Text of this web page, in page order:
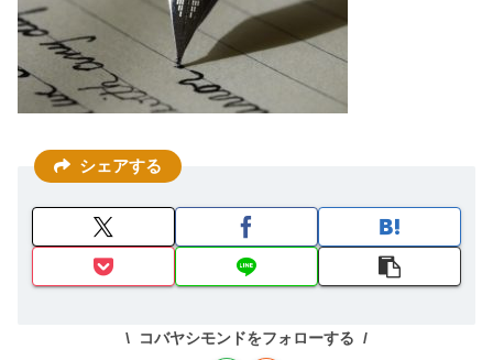
シェアする
コバヤシモンドをフォローする